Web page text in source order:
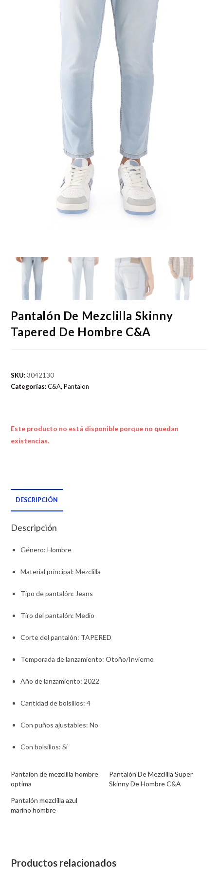
Pantalón De Mezclilla Skinny
Tapered De Hombre C&A
SKU: 3042130
Categorías:C&A,Pantalon
Este producto no está disponible porque no quedan
existencias.
DESCRIPCIÓN
Descripción
Género: Hombre
Material principal: Mezclilla
Tipo de pantalón: Jeans
Tiro del pantalón: Medio
Corte del pantalón: TAPERED
Temporada de lanzamiento: Otoño/Invierno
Año de lanzamiento: 2022
Cantidad de bolsillos: 4
Con puños ajustables: No
Con bolsillos: Sí
Pantalon de mezclilla hombre
optima
Pantalón De Mezclilla Super
Skinny De Hombre C&A
Pantalón mezclilla azul
marino hombre
Productos relacionados